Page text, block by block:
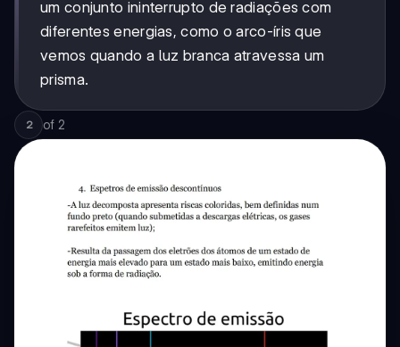
um conjunto ininterrupto de radiações com
diferentes energias, como o arco-íris que
vemos quando a luz branca atravessa um
prisma.
2 of 2